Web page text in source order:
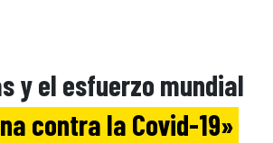
y el esfuerzo mundial
contra la Covid-19»